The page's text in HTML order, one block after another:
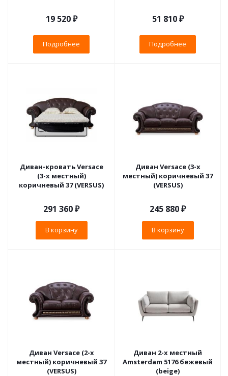
19 520 ₽
Подробнее
51 810 ₽
Подробнее
Диван-кровать Versace
(3-х местный)
коричневый 37 (VERSUS)
291 360₽
В корзину
Диван Versace (3-х
местный) коричневый 37
(VERSUS)
245 880₽
В корзину
Диван Versace (2-х
местный) коричневый 37
(VERSUS)
Диван 2-х местный
Amsterdam 5176 бежевый
(beige)